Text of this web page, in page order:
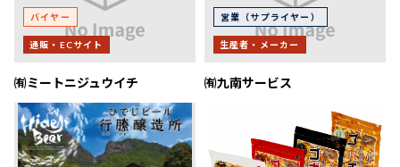
バイヤー
通販・ECサイト
㈲ミートニジュウイチ
営業（サプライヤー）
生産者・メーカー
㈲九南サービス